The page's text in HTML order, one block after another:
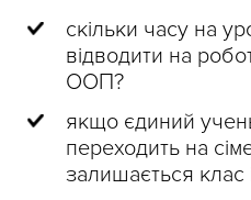
скільки часу на
відводити на
ООП?
якщо єдиний
переходить на
залишається